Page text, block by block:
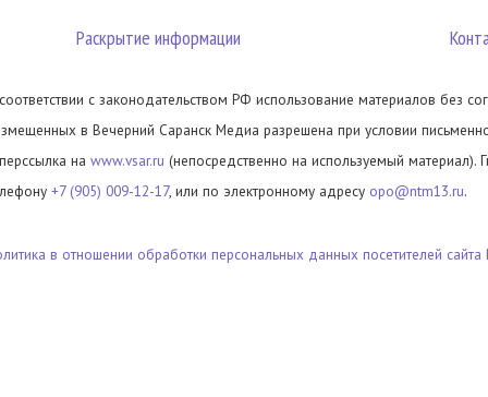
Раскрытие информации
с законодательством РФ использование материалов без
в Вечерний Саранск Медиа разрешена при условии
на www.vsar.ru (непосредственно на используемый материал).
+7 (905) 009-12-17, или по электронному адресу opo@ntm13.ru.
в отношении обработки персональных данных посетителей